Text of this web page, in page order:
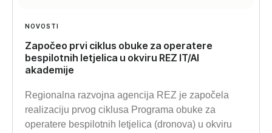
NOVOSTI
Započeo prvi ciklus obuke za operatere
bespilotnih letjelica u okviru REZ IT/AI
akademije
Regionalna razvojna agencija REZ je započela
realizaciju prvog ciklusa Programa obuke za
operatere bespilotnih letjelica (dronova) u okviru